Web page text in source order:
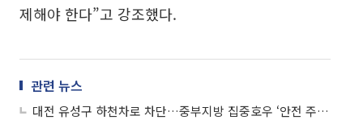
제해야 한다”고 강조했다.
관련 뉴스
대전 유성구 하천차로 차단…중부지방 집중호우 ‘안전 주의’